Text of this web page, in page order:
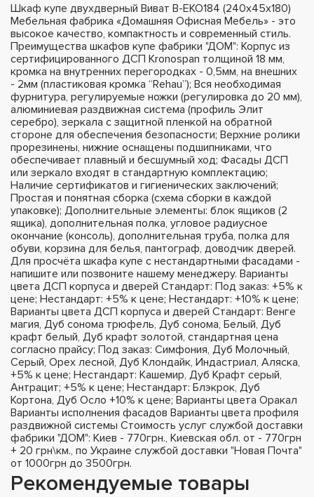
Шкаф купе двухдверный Виват В-ЕКО184 (240х45х180)
Мебельная фабрика «Домашняя Офисная Мебель» - это
высокое качество, компактность и современный стиль.
Преимущества шкафов купе фабрики "ДОМ": Корпус из
сертифицированного ДСП Kronospan толщиной 18 мм,
кромка на внутренних перегородках - 0,5мм, на внешних
- 2мм (пластиковая кромка “Rehau”); Вся необходимая
фурнитура, регулируемые ножки (регулировка до 20 мм),
алюминиевая раздвижная система (профиль Элит
серебро), зеркала с защитной пленкой на обратной
стороне для обеспечения безопасности; Верхние ролики
прорезинены, нижние оснащены подшипниками, что
обеспечивает плавный и бесшумный ход; Фасады ДСП
или зеркало входят в стандартную комплектацию;
Наличие сертификатов и гигиенических заключений;
Простая и понятная сборка (схема сборки в каждой
упаковке); Дополнительные элементы: блок ящиков (2
ящика), дополнительная полка, угловое радиусное
окончание (консоль), дополнительная труба, полка для
обуви, корзина для белья, пантограф, доводчик дверей.
Для просчёта шкафа купе с нестандартными фасадами -
напишите или позвоните нашему менеджеру. Варианты
цвета ДСП корпуса и дверей Стандарт: Под заказ: +5% к
цене; Нестандарт: +5% к цене; Нестандарт: +10% к цене;
Варианты цвета ДСП корпуса и дверей Стандарт: Венге
магия, Дуб сонома трюфель, Дуб сонома, Белый, Дуб
крафт белый, Дуб крафт золотой, стандартная цена
согласно прайсу; Под заказ: Симфония, Дуб Молочный,
Серый, Орех лесной, Дуб Клондайк, Индастриал, Аляска,
+5% к цене; Нестандарт: Кашемир, Дуб Крафт серый,
Антрацит; +5% к цене; Нестандарт: Блэкрок, Дуб
Кортона, Дуб Осло +10% к цене; Варианты цвета Оракал
Варианты исполнения фасадов Варианты цвета профиля
раздвижной системы Стоимость услуг службой доставки
фабрики "ДОМ": Киев - 770грн., Киевская обл. от - 770грн
+ 20 грн\км., по Украине службой доставки "Новая Почта"
от 1000грн до 3500грн.
Рекомендуемые товары